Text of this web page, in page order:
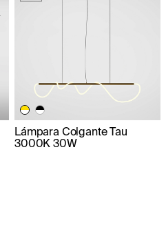
Lámpara Colgante Tau
3000K 30W